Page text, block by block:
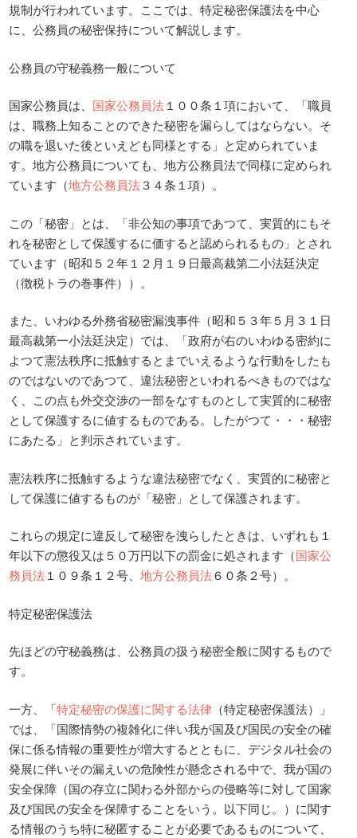
規制が行われています。ここでは、特定秘密保護法を中心
に、公務員の秘密保持について解説します。
公務員の守秘義務一般について
国家公務員は、 国家公務員法１００条１項において、「職員
は、職務上知ることのできた秘密を漏らしてはならない。そ
の職を退いた後といえども同様とする」と定められていま
す。地方公務員についても、地方公務員法で同様に定められ
ています（地方公務員法３４条１項）。
この「秘密」とは、「非公知の事項であつて、実質的にもそ
れを秘密として保護するに価すると認められるもの」とされ
ています（昭和５２年１２月１９日最高裁第二小法廷決定
（徴税トラの巻事件））。
また、いわゆる外務省秘密漏洩事件（昭和５３年５月３１日
最高裁第一小法廷決定）では、「政府が右のいわゆる密約に
よつて憲法秩序に抵触するとまでいえるような行動をしたも
のではないのであつて、違法秘密といわれるべきものではな
く、この点も外交交渉の一部をなすものとして実質的に秘密
として保護するに値するものである。したがつて・・・秘密
にあたる」と判示されています。
憲法秩序に抵触するような違法秘密でなく、実質的に秘密と
して保護に値するものが「秘密」として保護されます。
これらの規定に違反して秘密を洩らしたときは、いずれも１
年以下の懲役又は５０万円以下の罰金に処されます（国家公
務員法１０９条１２号、地方公務員法６０条２号）。
特定秘密保護法
先ほどの守秘義務は、公務員の扱う秘密全般に関するもので
す。
一方、「特定秘密の保護に関する法律 （特定秘密保護法）」
では、「国際情勢の複雑化に伴い我が国及び国民の安全の確
保に係る情報の重要性が増大するとともに、デジタル社会の
発展に伴いその漏えいの危険性が懸念される中で、我が国の
安全保障（国の存立に関わる外部からの侵略等に対して国家
及び国民の安全を保障することをいう。以下同じ。）に関す
る情報のうち特に秘匿することが必要であるものについて、